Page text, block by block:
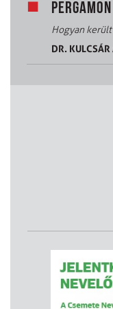
Hogyan került
DR. KULCSÁR